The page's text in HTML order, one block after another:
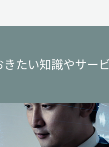
たい知識やサー